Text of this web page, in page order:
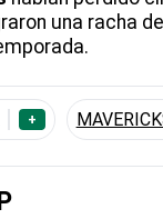
una racha
+